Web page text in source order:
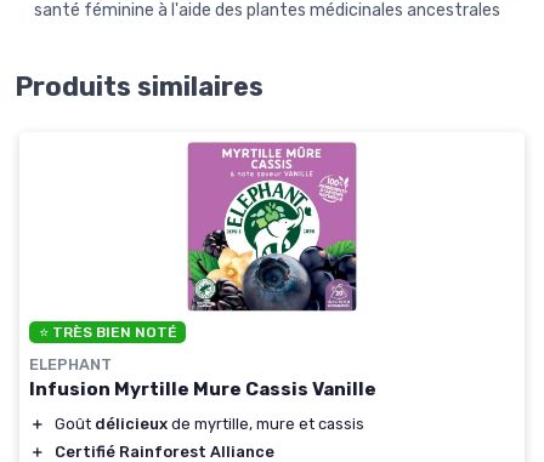
santé féminine à l'aide des plantes médicinales ancestrales
Produits similaires
⭐ TRÈS BIEN NOTÉ
ELEPHANT
Infusion Myrtille Mure Cassis Vanille
＋ Goût délicieux de myrtille, mure et cassis
＋
Certifié Rainforest Alliance